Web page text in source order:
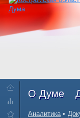
О Думе
Аналитика